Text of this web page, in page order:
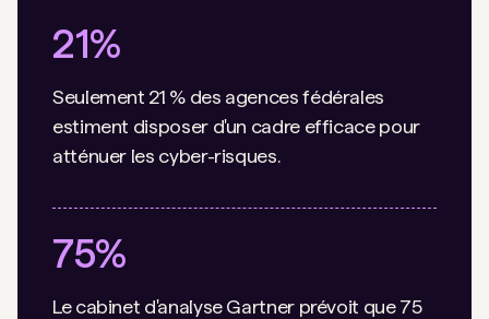
21%
Seulement 21 % des agences fédérales
estiment disposer d'un cadre efficace pour
atténuer les cyber-risques.
75%
Le cabinet d'analyse Gartner prévoit que 75